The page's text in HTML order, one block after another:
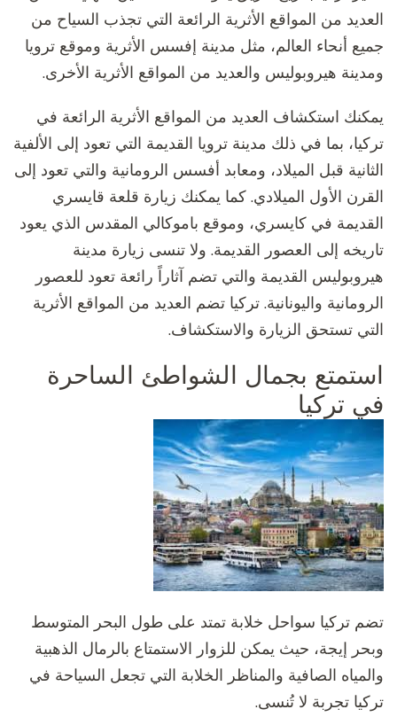
العديد من المواقع الأثرية الرائعة التي تجذب السياح من
جميع أنحاء العالم، مثل مدينة إفسس الأثرية وموقع ترويا
ومدينة هيروبوليس والعديد من المواقع الأثرية الأخرى.
يمكنك استكشاف العديد من المواقع الأثرية الرائعة في
تركيا، بما في ذلك مدينة ترويا القديمة التي تعود إلى الألفية
الثانية قبل الميلاد، ومعابد أفسس الرومانية والتي تعود إلى
القرن الأول الميلادي. كما يمكنك زيارة قلعة قايسري
القديمة في كايسري، وموقع باموكالي المقدس الذي يعود
تاريخه إلى العصور القديمة. ولا تنسى زيارة مدينة
هيروبوليس القديمة والتي تضم آثاراً رائعة تعود للعصور
الرومانية واليونانية. تركيا تضم العديد من المواقع الأثرية
التي تستحق الزيارة والاستكشاف.
استمتع بجمال الشواطئ الساحرة
في تركيا
تضم تركيا سواحل خلابة تمتد على طول البحر المتوسط
وبحر إيجة، حيث يمكن للزوار الاستمتاع بالرمال الذهبية
والمياه الصافية والمناظر الخلابة التي تجعل السياحة في
تركيا تجربة لا تُنسى.